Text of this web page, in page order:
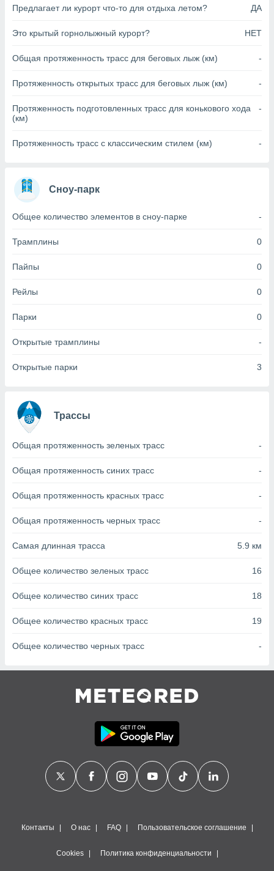
на
данных
для
выбора
из
данных
рекламы
сведения
наших 1199
Предлагает ли курорт что-то для отдыха летом? ДА
Это крытый горнолыжный курорт? НЕТ
Общая протяженность трасс для беговых лыж (км) -
Протяженность открытых трасс для беговых лыж (км) -
Протяженность подготовленных трасс для конькового хода
(км)
-
Протяженность трасс с классическим стилем (км) -
Сноу-парк
Общее количество элементов в сноу-парке -
Трамплины 0
Пайпы 0
Рейлы 0
Парки 0
Открытые трамплины -
Открытые парки 3
Трассы
Общая протяженность зеленых трасс -
Общая протяженность синих трасс -
Общая протяженность красных трасс -
Общая протяженность черных трасс -
Самая длинная трасса 5.9 км
Общее количество зеленых трасс 16
Общее количество синих трасс 18
Общее количество красных трасс 19
Общее количество черных трасс -
Контакты О нас FAQ Пользовательское соглашение
Cookies Политика конфиденциальности